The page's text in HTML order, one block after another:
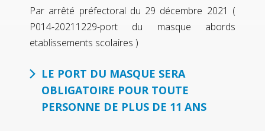
Par arrêté préfectoral du 29 décembre 2021 (
P014-20211229-port du masque abords
etablissements scolaires )
LE PORT DU MASQUE SERA
OBLIGATOIRE POUR TOUTE
PERSONNE DE PLUS DE 11 ANS